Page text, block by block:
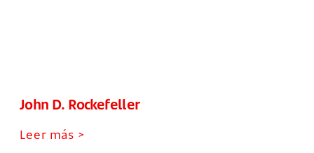
John D. Rockefeller
Leer más >